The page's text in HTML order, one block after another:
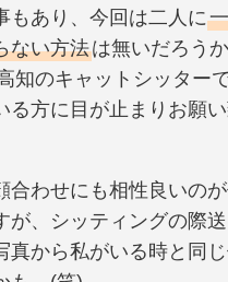
もあり、今回は二人に
ない方法は無いだろう
知のキャットシッター
る方に目が止まりお願
合わせにも相性良いの
が、シッティングの際
真から私がいる時と同